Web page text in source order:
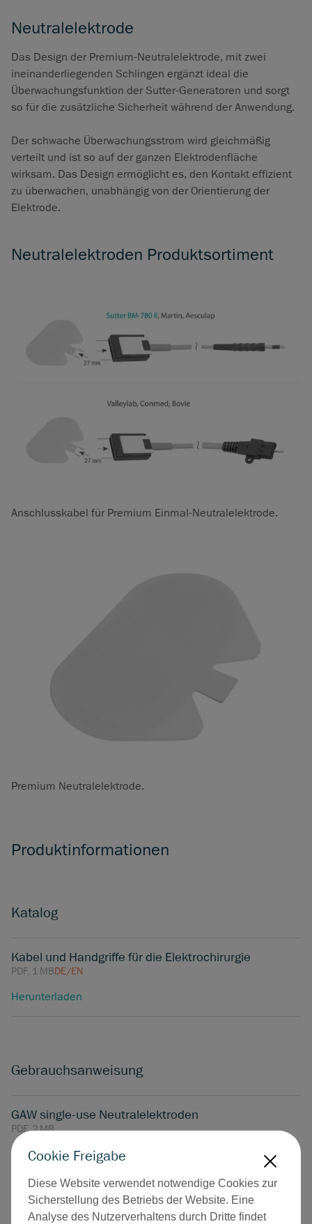
X
Cookie Freigabe
Diese Website verwendet notwendige Cookies zur
Sicherstellung des Betriebs der Website. Eine
Analyse des Nutzerverhaltens durch Dritte findet
Neutralelektrode
Das Design der Premium-Neutralelektrode, mit zwei
ineinanderliegenden Schlingen ergänzt ideal die
Überwachungsfunktion der Sutter-Generatoren und sorgt
so für die zusätzliche Sicherheit während der Anwendung.
Der schwache Überwachungsstrom wird gleichmäßig
verteilt und ist so auf der ganzen Elektrodenfläche
wirksam. Das Design ermöglicht es, den Kontakt effizient
zu überwachen, unabhängig von der Orientierung der
Elektrode.
Neutralelektroden Produktsortiment
Anschlusskabel für Premium Einmal-Neutralelektrode.
Premium Neutralelektrode.
Produktinformationen
Katalog
Kabel und Handgriffe für die Elektrochirurgie
PDF, 1 MBDE/EN
Herunterladen
Gebrauchsanweisung
GAW single-use Neutralelektroden
PDF, 2 MB
Herunterladen
Kontakt